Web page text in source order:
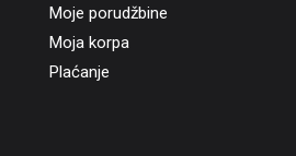
Moje porudžbine
Moja korpa
Plaćanje